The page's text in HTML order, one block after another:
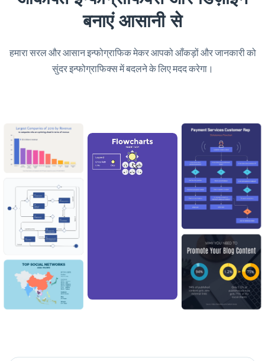
बनाएं आसानी से
हमारा सरल और आसान इन्फोग्राफिक मेकर आपको आँकड़ों और जानकारी को
सुंदर इन्फोग्राफिक्स में बदलने के लिए मदद करेगा।